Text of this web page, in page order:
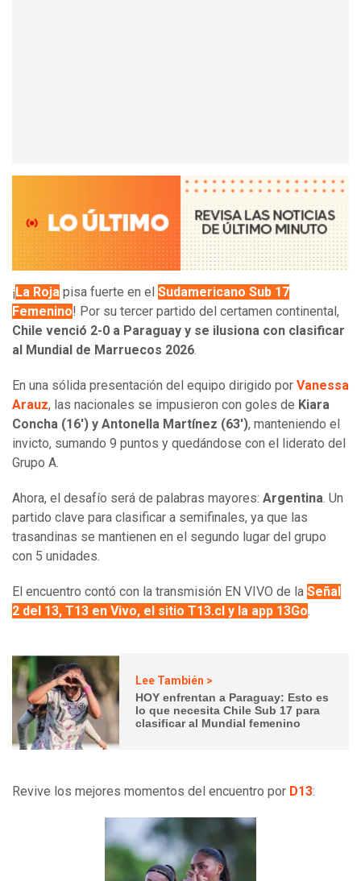
¡ La Roja pisa fuerte en el Sudamericano Sub 17
Femenino! Por su tercer partido del certamen continental,
Chile venció 2-0 a Paraguay y se ilusiona con clasificar
al Mundial de Marruecos 2026.
En una sólida presentación del equipo dirigido por Vanessa
Arauz, las nacionales se impusieron con goles de Kiara
Concha (16') y Antonella Martínez (63'), manteniendo el
invicto, sumando 9 puntos y quedándose con el liderato del
Grupo A.
Ahora, el desafío será de palabras mayores: Argentina. Un
partido clave para clasificar a semifinales, ya que las
trasandinas se mantienen en el segundo lugar del grupo
con 5 unidades.
El encuentro contó con la transmisión EN VIVO de la Señal
2 del 13, T13 en Vivo, el sitio T13.cl y la app 13Go.
Lee También >
HOY enfrentan a Paraguay: Esto es
lo que necesita Chile Sub 17 para
clasificar al Mundial femenino
Revive los mejores momentos del encuentro por D13: